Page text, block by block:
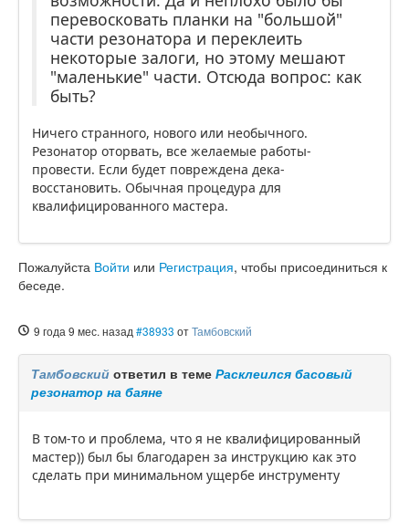
перевосковать планки на "большой"
части резонатора и переклеить
некоторые залоги, но этому мешают
"маленькие" части. Отсюда вопрос: как
быть?
Ничего странного, нового или необычного.
Резонатор оторвать, все желаемые работы-
провести. Если будет повреждена дека-
восстановить. Обычная процедура для
квалифицированного мастера.
Пожалуйста Войти или Регистрация, чтобы присоединиться к
беседе.
9 года 9 мес. назад #38933 отТамбовский
Тамбовский ответил в теме Расклеился басовый
резонатор на баяне
В том-то и проблема, что я не квалифицированный
мастер)) был бы благодарен за инструкцию как это
сделать при минимальном ущербе инструменту